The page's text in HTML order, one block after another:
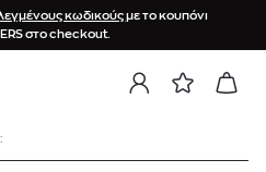
κωδικούςμε το κουπόνι
στο checkout.